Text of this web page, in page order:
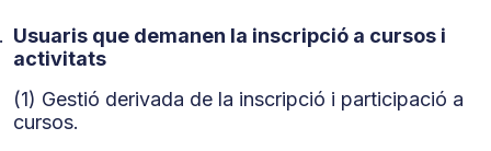
Utilitzem galetes per personalitzar el contingut i els
anuncis, oferir funcions de mitjans socials i analitzar el
com feu servir el nostre lloc amb els partners de mitjans
socials, de publicitat i d'anàlisis amb qui col·laborem. Al
Usuaris que demanen la inscripció a cursos i
activitats
(1) Gestió derivada de la inscripció i participació a
cursos.